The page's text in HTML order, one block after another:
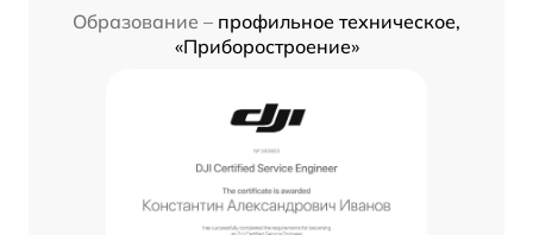
Образование – профильное техническое,
«Приборостроение»